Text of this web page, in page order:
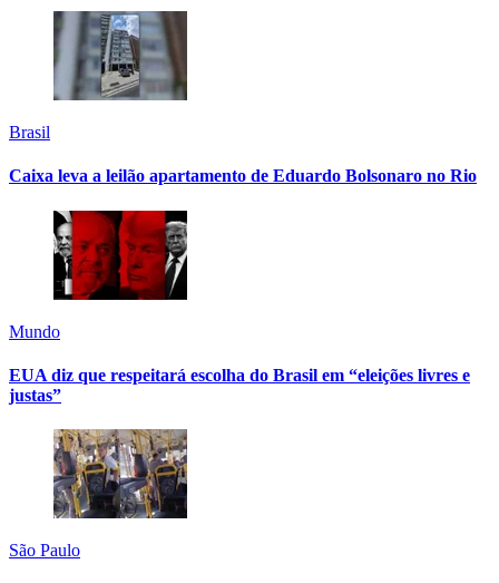
Brasil
Caixa leva a leilão apartamento de Eduardo Bolsonaro no Rio
Mundo
EUA diz que respeitará escolha do Brasil em “eleições livres e
justas”
São Paulo